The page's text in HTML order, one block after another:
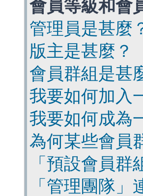
會員等級和會
管理員是甚麼
版主是甚麼？
會員群組是甚
我要如何加入
我要如何成為
為何某些會員
「預設會員
「管理團隊